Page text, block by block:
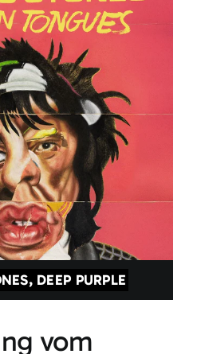
DEEP PURPLE
vom